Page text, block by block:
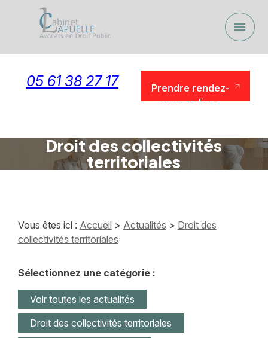
menu
05 61 38 27 17
Prendre rendez-
vous en ligne
Droit des collectivités
territoriales
Vous êtes ici : Accueil > Actualités > Droit des
collectivités territoriales
Sélectionnez une catégorie :
Voir toutes les actualités
Droit des collectivités territoriales
Panneau de gestion des cookies